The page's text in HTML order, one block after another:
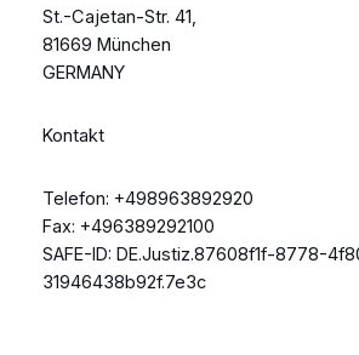
St.-Cajetan-Str. 41,
81669 München
GERMANY
Kontakt
Telefon: +498963892920
Fax: +496389292100
SAFE-ID: DE.Justiz.87608f1f-8778-
31946438b92f.7e3c